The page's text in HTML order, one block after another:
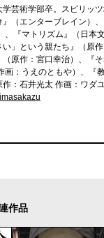
芸術学部卒。スピリッ
（エンターブレイン）
、『マトリズム』（日本
い」という親たち』（原
原作：宮口幸治）、『
画：うえのともや）、『
：石井光太 作画：ワダ
作品